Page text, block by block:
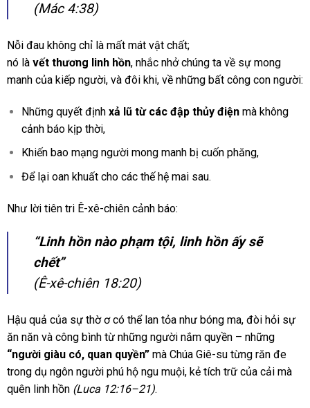
(Mác 4:38)
Nỗi đau không chỉ là mất mát vật chất;
nó là vết thương linh hồn, nhắc nhở chúng ta về sự mong
manh của kiếp người, và đôi khi, về những bất công con người:
Những quyết định xả lũ từ các đập thủy điệnmà không
cảnh báo kịp thời,
Khiến bao mạng người mong manh bị cuốn phăng,
Để lại oan khuất cho các thế hệ mai sau.
Như lời tiên tri Ê-xê-chiên cảnh báo:
“Linh hồn nào phạm tội, linh hồn ấy sẽ
chết”
(Ê-xê-chiên 18:20)
Hậu quả của sự thờ ơ có thể lan tỏa như bóng ma, đòi hỏi sự
ăn năn và công bình từ những người nắm quyền – những
“người giàu có, quan quyền” mà Chúa Giê-su từng răn đe
trong dụ ngôn người phú hộ ngu muội, kẻ tích trữ của cải mà
quên linh hồn (Luca 12:16–21).